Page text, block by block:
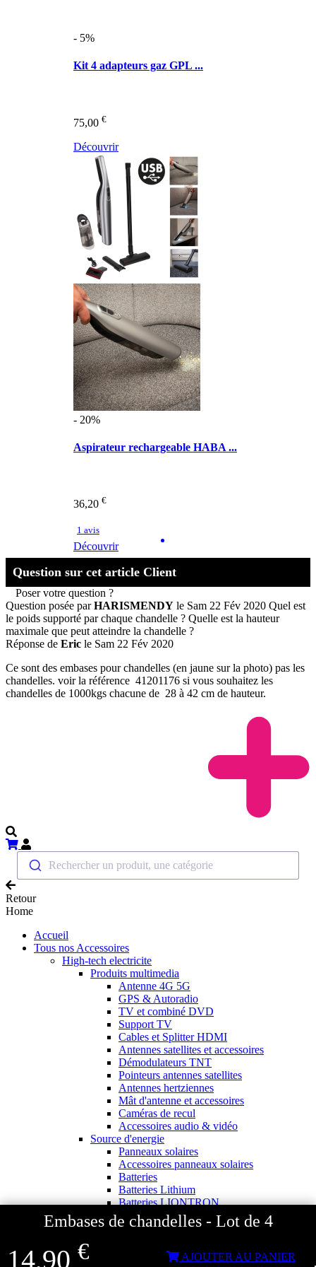
- 5%
Kit 4 adapteurs gaz GPL ...
75,00 €
Découvrir
- 20%
Aspirateur rechargeable HABA ...
36,20 €
1 avis
Découvrir
Question sur cet article Client
Poser votre question ?
Question posée parHARISMENDY le Sam 22 Fév 2020 Quel est
le poids supporté par chaque chandelle ? Quelle est la hauteur
maximale que peut atteindre la chandelle ?
Réponse de Eric le Sam 22 Fév 2020
Ce sont des embases pour chandelles (en jaune sur la photo) pas les
chandelles. voir la référence 41201176 si vous souhaitez les
chandelles de 1000kgs chacune de 28 à 42 cm de hauteur.
Embases de chandelles - Lot de 4
14,90 € AJOUTER AU PANIER
Rechercher un produit, une catégorie
Retour
Home
Accueil
Tous nos Accessoires
High-tech electricite
Produits multimedia
Antenne 4G 5G
GPS & Autoradio
TV et combiné DVD
Support TV
Cables et Splitter HDMI
Antennes satellites et accessoires
Démodulateurs TNT
Pointeurs antennes satellites
Antennes hertziennes
Mât d'antenne et accessoires
Caméras de recul
Accessoires audio & vidéo
Source d'energie
Panneaux solaires
Accessoires panneaux solaires
Batteries
Batteries Lithium
Batteries LIONTRON
Stations électriques portables
Accessoires batteries
Séparateurs de batteries